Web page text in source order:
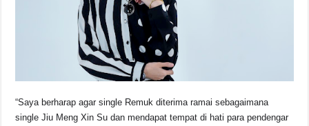
“Saya berharap agar single Remuk diterima ramai sebagaimana
single Jiu Meng Xin Su dan mendapat tempat di hati para pendengar